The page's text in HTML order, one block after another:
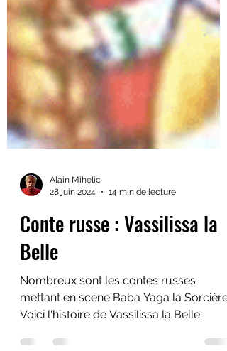
Alain Mihelic
Conte russe : Vassilissa la
Belle